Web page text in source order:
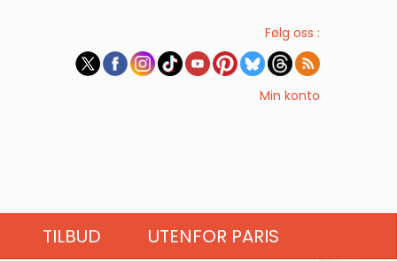
Følg oss :
Min konto
TILBUD UTENFOR PARIS